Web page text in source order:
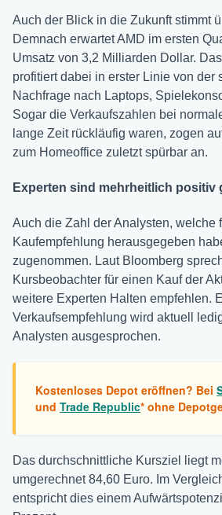
Auch der Blick in die Zukunft stimmt
Demnach erwartet AMD im ersten
Umsatz von 3,2 Milliarden Dollar.
profitiert dabei in erster Linie von der
Nachfrage nach Laptops,
Sogar die Verkaufszahlen bei
lange Zeit rückläufig waren, zogen
zum Homeoffice zuletzt spürbar an.
Experten sind mehrheitlich positiv
Auch die Zahl der Analysten, welche
Kaufempfehlung herausgegeben
zugenommen. Laut Bloomberg
Kursbeobachter für einen Kauf der
weitere Experten Halten empfehlen.
Verkaufsempfehlung wird aktuell
Analysten ausgesprochen.
Kostenloses Depot eröffnen? Bei
und Trade Republic* ohne
Das durchschnittliche Kursziel liegt
umgerechnet 84,60 Euro. Im
entspricht dies einem